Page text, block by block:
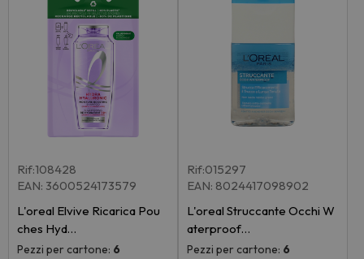
Rif:108428
EAN: 3600524173579
L'oreal Elvive Ricarica Pou
ches Hyd…
Pezzi per cartone: 6
Rif:015297
EAN: 8024417098902
L'oreal Struccante Occhi W
aterproof…
Pezzi per cartone: 6